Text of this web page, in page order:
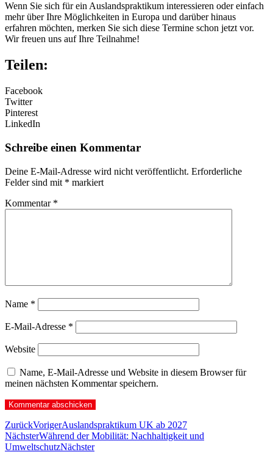
Wenn Sie sich für ein Auslandspraktikum interessieren oder einfach
mehr über Ihre Möglichkeiten in Europa und darüber hinaus
erfahren möchten, merken Sie sich diese Termine schon jetzt vor.
Wir freuen uns auf Ihre Teilnahme!
Teilen:
Facebook
Twitter
Pinterest
LinkedIn
Schreibe einen Kommentar
Deine E-Mail-Adresse wird nicht veröffentlicht. Erforderliche
Felder sind mit * markiert
Kommentar *
Name *
E-Mail-Adresse *
Website
Name, E-Mail-Adresse und Website in diesem Browser für
meinen nächsten Kommentar speichern.
ZurückVorigerAuslandspraktikum UK ab 2027
NächsterWährend der Mobilität: Nachhaltigkeit und
UmweltschutzNächster